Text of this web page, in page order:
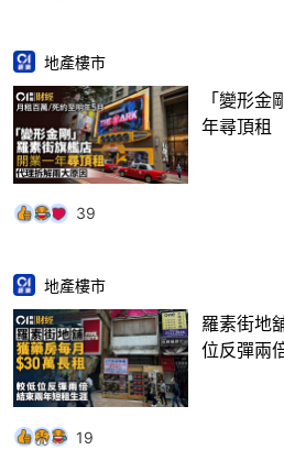
地產樓市
「變形
年尋頂租
39
地產樓市
羅素街地
位反彈兩
19